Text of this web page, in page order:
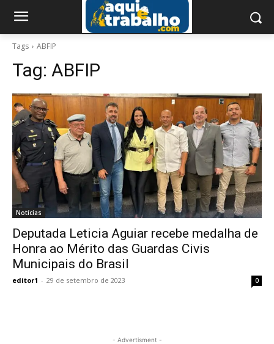
Tags ABFIP
Tag: ABFIP
Notícias
Deputada Leticia Aguiar recebe medalha de
Honra ao Mérito das Guardas Civis
Municipais do Brasil
editor1 - 29 de setembro de 2023 0
- Advertisment -